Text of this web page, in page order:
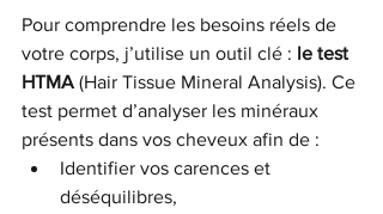
Pour comprendre les besoins réels de
votre corps, j’utilise un outil clé : le test
HTMA (Hair Tissue Mineral Analysis). Ce
test permet d’analyser les minéraux
présents dans vos cheveux afin de :
Identifier vos carences et
déséquilibres,